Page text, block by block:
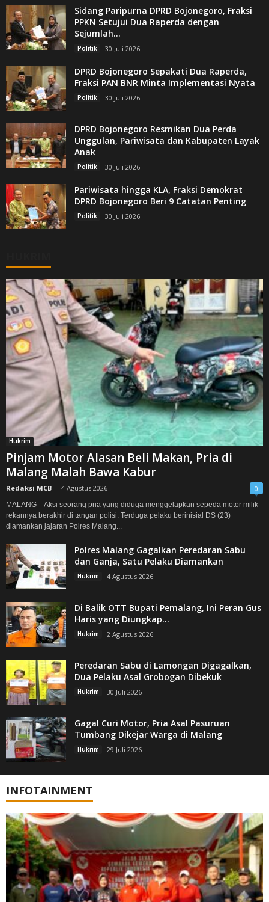
Sidang Paripurna DPRD Bojonegoro, Fraksi
PPKN Setujui Dua Raperda dengan
Sejumlah...
Politik 30 Juli 2026
DPRD Bojonegoro Sepakati Dua Raperda,
Fraksi PAN BNR Minta Implementasi Nyata
Politik 30 Juli 2026
DPRD Bojonegoro Resmikan Dua Perda
Unggulan, Pariwisata dan Kabupaten Layak
Anak
Politik 30 Juli 2026
Pariwisata hingga KLA, Fraksi Demokrat
DPRD Bojonegoro Beri 9 Catatan Penting
Politik 30 Juli 2026
Hukrim
Pinjam Motor Alasan Beli Makan, Pria di
Malang Malah Bawa Kabur
Redaksi MCB - 4 Agustus 2026 0
MALANG – Aksi seorang pria yang diduga menggelapkan sepeda motor milik
rekannya berakhir di tangan polisi. Terduga pelaku berinisial DS (23)
diamankan jajaran Polres Malang...
Polres Malang Gagalkan Peredaran Sabu
dan Ganja, Satu Pelaku Diamankan
Hukrim 4 Agustus 2026
Di Balik OTT Bupati Pemalang, Ini Peran Gus
Haris yang Diungkap...
Hukrim 2 Agustus 2026
Peredaran Sabu di Lamongan Digagalkan,
Dua Pelaku Asal Grobogan Dibekuk
Hukrim 30 Juli 2026
Gagal Curi Motor, Pria Asal Pasuruan
Tumbang Dikejar Warga di Malang
Hukrim 29 Juli 2026
INFOTAINMENT